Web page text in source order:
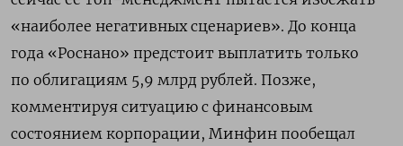
«наиболее негативных сценариев». До конца
года «Роснано» предстоит выплатить только
по облигациям 5,9 млрд рублей. Позже,
комментируя ситуацию с финансовым
состоянием корпорации, Минфин пообещал